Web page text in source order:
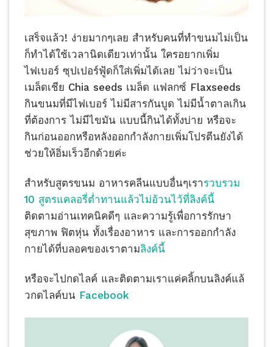
เสร็จแล้ว! ง่ายมากๆเลย สำหรับคนที่ทำขนมไม่เป็น
ก็ทำได้ใช้เวลานิดเดียวเท่านั้น ใครอยากเพิ่ม
ไฟเบอร์ ซุปเปอร์ฟู้ดก็ใส่เพิ่มได้เลย ไม่ว่าจะเป็น
เมล็ดเชีย Chia seeds เมล็ด แฟลกซ์ Flaxseeds
กินขนมที่มีไฟเบอร์ ไม่มีสารกันบูด ไม่มีน้ำตาลเกิน
ที่ต้องการ ไม่มีไขมัน แบบนี้กินได้ทั้งบ่าย หรือจะ
กินก่อนออกหรือหลังออกกำลังกายเพิ่มโปรตีนยังได้
ช่วยให้อิ่มเร็วอีกด้วยค่ะ
สำหรับสูตรขนม อาหารคลีนแบบอื่นๆเรารวบรวม
10 สูตรแคลอรี่ต่ำทานแล้วไม่อ้วนไว้ที่ลิงค์นี้
ติดตามอ่านเทคนิคดีๆ และความรู้เพื่อการรักษา
สุขภาพ ฟิตหุ่น ทั้งเรื่องอาหาร และการออกกำลัง
กายได้ที่บลอคของเราตามลิงค์นี้
หรือจะไปกดไลค์ และติดตามเราแค่คลิ้กบนลิงค์แล้
วกดไลค์บน Facebook